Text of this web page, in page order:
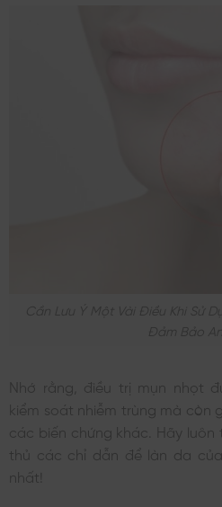
Cần Lưu Ý Một Vài Điều Khi Sử
Đảm Bảo An
Nhớ rằng, điều trị mụn nhọt
kiểm soát nhiễm trùng mà còn
các biến chứng khác. Hãy
thủ các chỉ dẫn để làn da
nhất!